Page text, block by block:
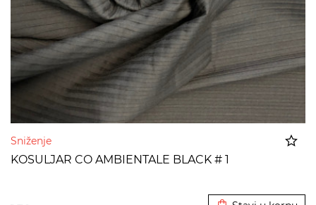
Sniženje
KOSULJAR CO AMBIENTALE BLACK # 1